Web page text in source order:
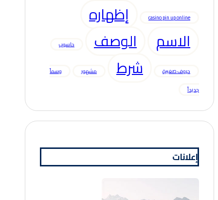
casino pin up online
إظهاره
الاسم
الوصف حاسوب
حروف صغيرة شرط مشهور
وسماً
جديداً
إعلانات